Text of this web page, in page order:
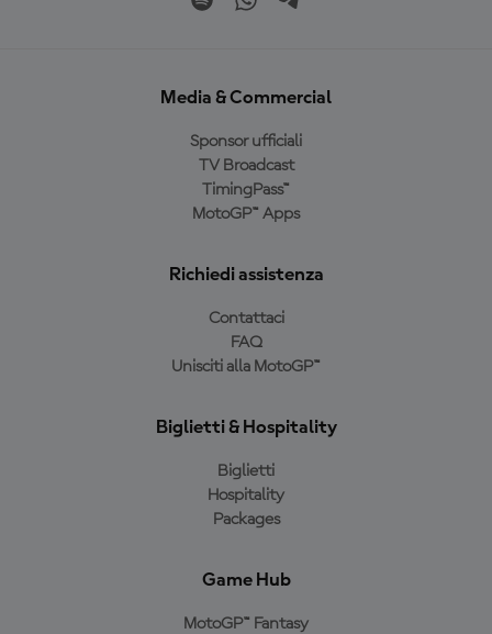
Media & Commercial
Sponsor ufficiali
TV Broadcast
TimingPass™
MotoGP™ Apps
Richiedi assistenza
Contattaci
FAQ
Unisciti alla MotoGP™
Biglietti & Hospitality
Biglietti
Hospitality
Packages
Game Hub
MotoGP™ Fantasy